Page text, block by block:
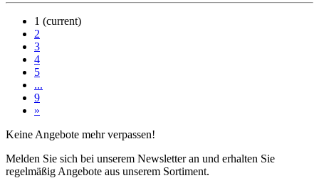
1 (current)
2
3
4
5
...
9
»
Keine Angebote mehr verpassen!
Melden Sie sich bei unserem Newsletter an und erhalten Sie
regelmäßig Angebote aus unserem Sortiment.